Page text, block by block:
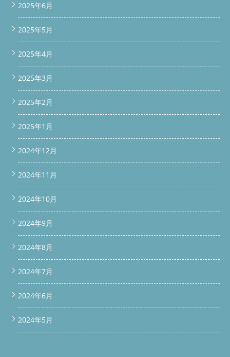
2025年6月
2025年5月
2025年4月
2025年3月
2025年2月
2025年1月
2024年12月
2024年11月
2024年10月
2024年9月
2024年8月
2024年7月
2024年6月
2024年5月